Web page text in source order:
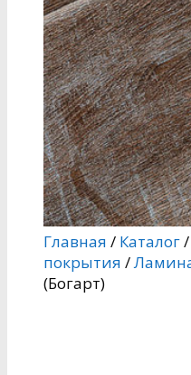
Главная / Каталог/
покрытия /
(Богарт)